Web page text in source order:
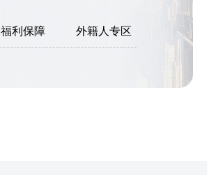
福利保障 外籍人专区